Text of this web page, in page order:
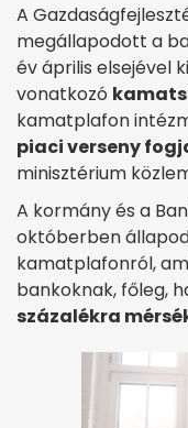
A
megállapodott a
év április elsejével
vonatkozó
kamatplafon
piaci verseny
minisztérium
A kormány és a
októberben
kamatplafonról,
bankoknak, főleg,
százalékra